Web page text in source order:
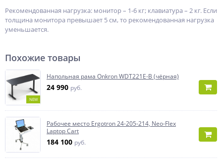
Рекомендованная нагрузка: монитор – 1-6 кг; клавиатура – 2 кг. Если
толщина монитора превышает 5 см, то рекомендованная нагрузка
уменьшается.
Похожие товары
NEW
Напольная рама Onkron WDT221E-B (чёрная)
24 990 руб.
Рабочее место Ergotron 24-205-214, Neo-Flex
Laptop Cart
184 100 руб.